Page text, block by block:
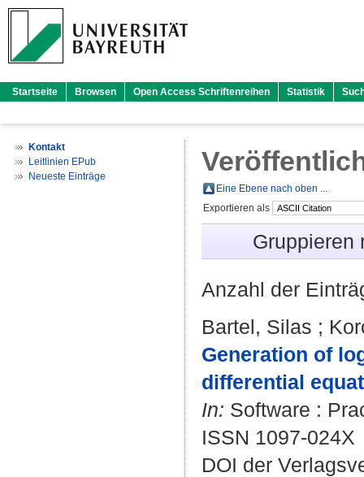
Startseite Browsen Open Access Schriftenreihen Statistik
Kontakt
Leitlinien EPub
Neueste Einträge
Eine Ebene nach oben ...
Exportieren als
Anzahl der
Bartel, Silas ;
Generation of
differential
In: Software :
ISSN 1097-024X
DOI der